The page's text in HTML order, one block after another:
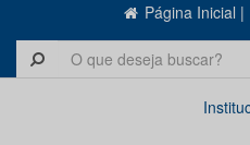
Página Inicial |